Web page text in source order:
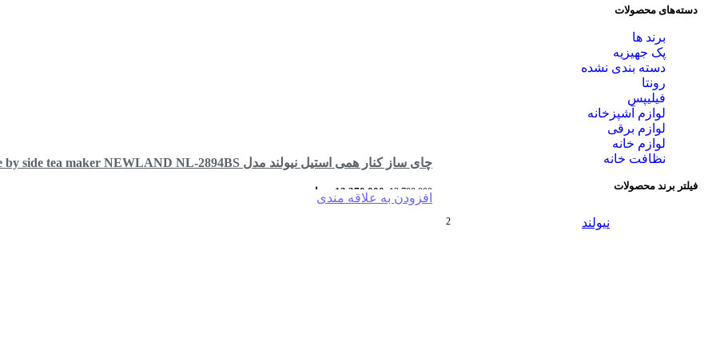
دسته‌های محصولات
برند ها
پک جهیزیه
دسته بندی نشده
رونتا
فیلیپس
لوازم آشپزخانه
لوازم برقی
لوازم خانه
نظافت خانه
فیلتر برند محصولات
نیولند 2
چای ساز کنار همی استیل نیولند مدل side by side tea maker NEWLAND NL-2894BS
13,700,000
13,370,000 تومان
افزودن به علاقه مندی